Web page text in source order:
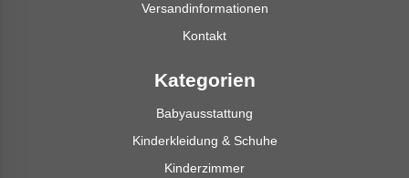
Versandinformationen
Kontakt
Kategorien
Babyausstattung
Kinderkleidung & Schuhe
Kinderzimmer